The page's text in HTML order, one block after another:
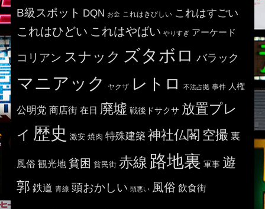
B級スポット DQN お金 これはきびしい これはすごい
これはひどい これはやばい やりすぎ アーケード
コリアン スナック ズタボロ バラック
マニアック ヤクザ レトロ 不法占拠 事件 人権
公明党 商店街 在日 廃墟 戦後ドサクサ 放置プレ
イ 歴史 激安 焼肉 特殊建築 神社仏閣 空撮 裏
風俗 観光地 貧困 貧民街 赤線 路地裏 軍事 遊
郭 鉄道 青線 頭おかしい 頭悪い 風俗 飲食街